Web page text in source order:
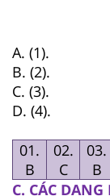
A. (1).
B. (2).
C. (3).
D. (4).
01.
B
02.
C
03.
B
C. CÁC DẠNG